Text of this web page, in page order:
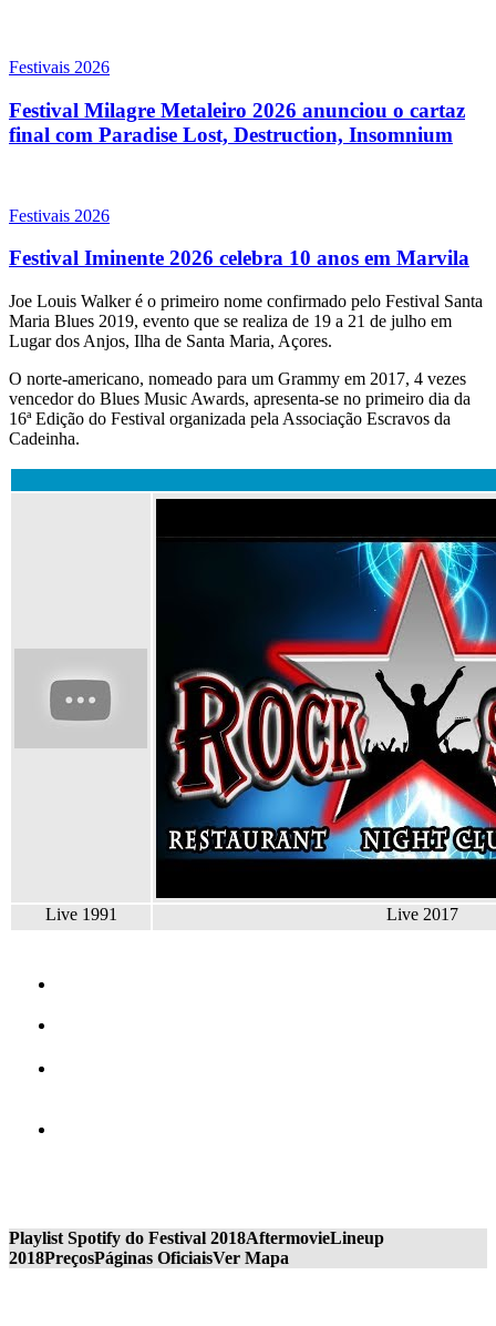
Festivais 2026
Festival Milagre Metaleiro 2026 anunciou o cartaz
final com Paradise Lost, Destruction, Insomnium
Festivais 2026
Festival Iminente 2026 celebra 10 anos em Marvila
Joe Louis Walker é o primeiro nome confirmado pelo Festival Santa
Maria Blues 2019, evento que se realiza de 19 a 21 de julho em
Lugar dos Anjos, Ilha de Santa Maria, Açores.
O norte-americano, nomeado para um Grammy em 2017, 4 vezes
vencedor do Blues Music Awards, apresenta-se no primeiro dia da
16ª Edição do Festival organizada pela Associação Escravos da
Cadeinha.
Live 1991 Live 2017
Playlist Spotify do Festival 2018AftermovieLineup
2018PreçosPáginas OficiaisVer Mapa